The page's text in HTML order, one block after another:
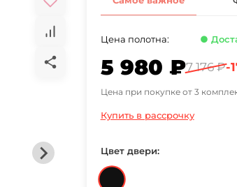
Цена полотна: ●
5 980 ₽7 176 ₽-
Цена при покупке от 3
Купить в рассрочку
Цвет двери: